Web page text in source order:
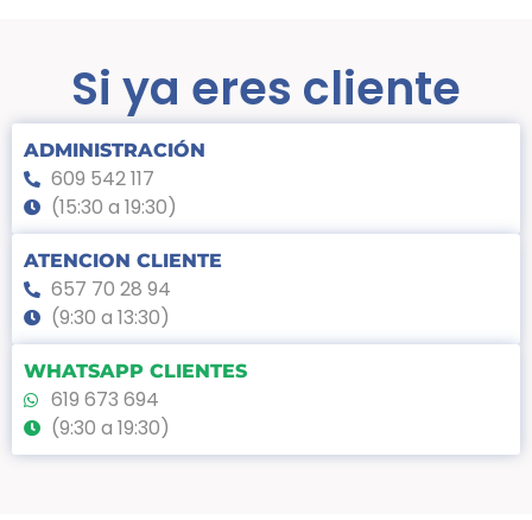
Si ya eres cliente
ADMINISTRACIÓN
609 542 117
(15:30 a 19:30)
ATENCION CLIENTE
657 70 28 94
(9:30 a 13:30)
WHATSAPP CLIENTES
619 673 694
(9:30 a 19:30)